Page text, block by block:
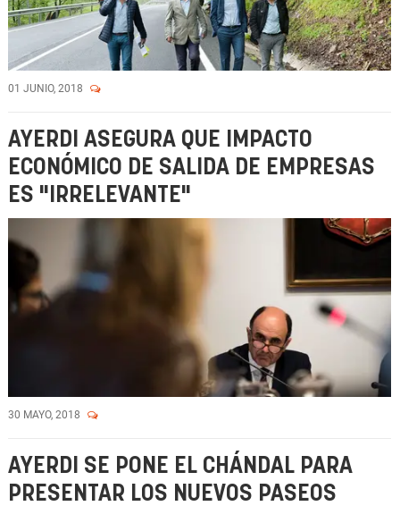
01 JUNIO, 2018
AYERDI ASEGURA QUE IMPACTO
ECONÓMICO DE SALIDA DE EMPRESAS
ES "IRRELEVANTE"
30 MAYO, 2018
AYERDI SE PONE EL CHÁNDAL PARA
PRESENTAR LOS NUEVOS PASEOS